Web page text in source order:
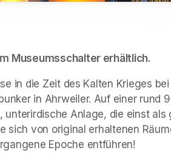
Museumsschalter erhältlich.
in die Zeit des Kalten Krieges
in Ahrweiler. Auf einer rund
unterirdische Anlage, die einst
sich von original erhaltenen
Epoche entführen!